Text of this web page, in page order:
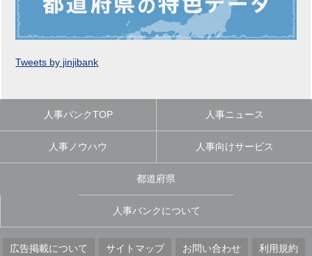
Tweets by jinjibank
人事バンクTOP 人事ニュース
人事ノウハウ 人事向けサービス
都道府県
人事バンクについて
広告掲載について サイトマップ お問い合わせ 利用規約